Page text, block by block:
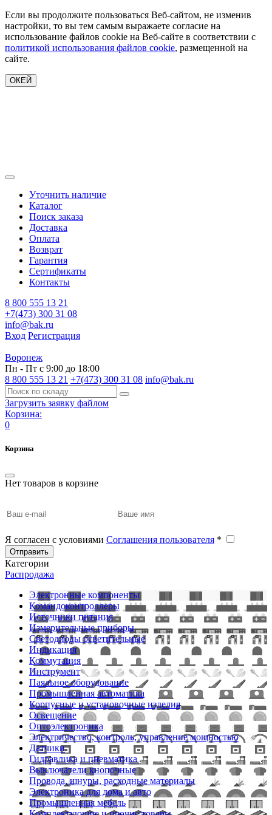
Если вы продолжите пользоваться Веб-сайтом, не изменив
настройки, то вы тем самым выражаете согласие на
использование файлов cookie на Веб-сайте в соответствии с
политикой использования файлов cookie, размещенной на
сайте.
ОКЕЙ
Уточнить наличие
Каталог
Поиск заказа
Доставка
Оплата
Возврат
Гарантия
Сертификаты
Контакты
8 800 555 13 21
+7(473) 300 31 08
info@bak.ru
Вход Регистрация
Воронеж
Пн - Пт с 9:00 до 18:00
8 800 555 13 21 +7(473) 300 31 08 info@bak.ru
Загрузить заявку файлом
Корзина:
0
Корзина
Нет товаров в корзине
Я согласен с условиями Соглашения пользователя *
Отправить
Категории
Распродажа
Электронные компоненты
Командоконтроллеры
Источники питания
Измерительные приборы
Светодиоды осветительные
Индикация
Коммутация
Инструмент
Паяльное оборудование
Промышленная автоматика
Корпусные и установочные изделия
Освещение
Оптоэлектроника
Электричество, контроль, управление мощностью
Датчики
Гидравлика и пневматика
Выключатели кнопочные
Провода, шнуры, расходные материалы
Электроника для дома и авто
Промышленная мебель